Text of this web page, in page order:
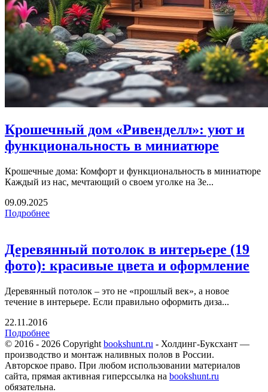
Крошечный дом «Ривенделл»: уют и
функциональность в миниатюре
Крошечные дома: Комфорт и функциональность в миниатюре
Каждый из нас, мечтающий о своем уголке на Зе...
09.09.2025
Подробнее
Деревянный потолок в интерьере (19
фото): красивые цвета и оформление
Деревянный потолок – это не «прошлый век», а новое
течение в интерьере. Если правильно оформить диза...
22.11.2016
Подробнее
© 2016 - 2026 Copyright bookshunt.ru - Холдинг-Буксхант —
производство и монтаж наливных полов в России.
Авторское право. При любом использовании материалов
сайта, прямая активная гиперссылка на bookshunt.ru
обязательна.